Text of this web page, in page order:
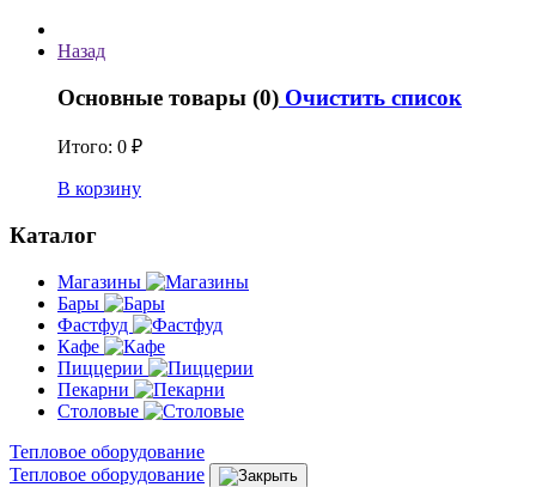
Назад
Основные товары (0) Очистить список
Итого: 0 ₽
В корзину
Каталог
Магазины
Бары
Фастфуд
Кафе
Пиццерии
Пекарни
Столовые
Тепловое оборудование
Тепловое оборудование